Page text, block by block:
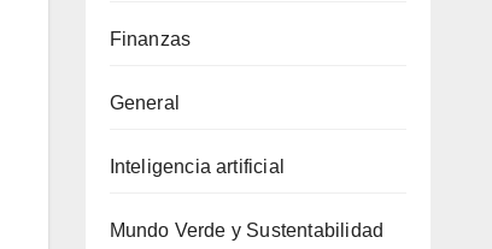
Finanzas
General
Inteligencia artificial
Mundo Verde y Sustentabilidad